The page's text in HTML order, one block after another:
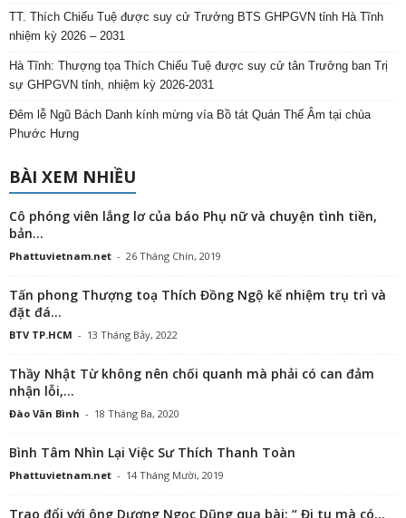
TT. Thích Chiếu Tuệ được suy cử Trưởng BTS GHPGVN tỉnh Hà Tĩnh
nhiệm kỳ 2026 – 2031
Hà Tĩnh: Thượng tọa Thích Chiếu Tuệ được suy cử tân Trưởng ban Trị
sự GHPGVN tỉnh, nhiệm kỳ 2026-2031
Đêm lễ Ngũ Bách Danh kính mừng vía Bồ tát Quán Thế Âm tại chùa
Phước Hưng
BÀI XEM NHIỀU
Cô phóng viên lẳng lơ của báo Phụ nữ và chuyện tình tiền,
bản...
Phattuvietnam.net - 26 Tháng Chín, 2019
Tấn phong Thượng toạ Thích Đồng Ngộ kế nhiệm trụ trì và
đặt đá...
BTV TP.HCM - 13 Tháng Bảy, 2022
Thầy Nhật Từ không nên chối quanh mà phải có can đảm
nhận lỗi,...
Đào Văn Bình - 18 Tháng Ba, 2020
Bình Tâm Nhìn Lại Việc Sư Thích Thanh Toàn
Phattuvietnam.net - 14 Tháng Mười, 2019
Trao đổi với ông Dương Ngọc Dũng qua bài: “ Đi tu mà có...